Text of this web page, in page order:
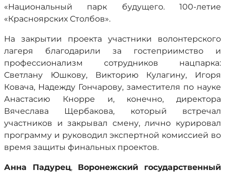
«Национальный парк будущего. 100-летие
«Красноярских Столбов».
На закрытии проекта участники волонтерского
лагеря благодарили за гостеприимство и
профессионализм сотрудников нацпарка:
Светлану Юшкову, Викторию Кулагину, Игоря
Ковача, Надежду Гончарову, заместителя по науке
Анастасию Кнорре и, конечно, директора
Вячеслава Щербакова, который встречал
участников и закрывал смену, лично курировал
программу и руководил экспертной комиссией во
время защиты финальных проектов.
Анна Падурец, Воронежский государственный